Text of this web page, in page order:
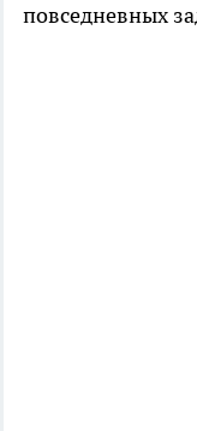
повседневных